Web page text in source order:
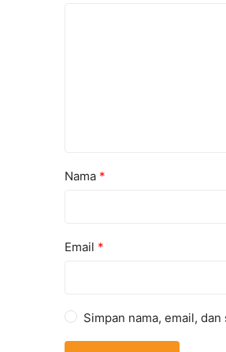
Nama *
Email *
Simpan nama, email,